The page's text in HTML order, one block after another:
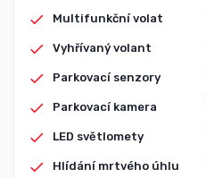
Multifunkční volat
Vyhřívaný volant
Parkovací senzory
Parkovací kamera
LED světlomety
Hlídání mrtvého úhlu